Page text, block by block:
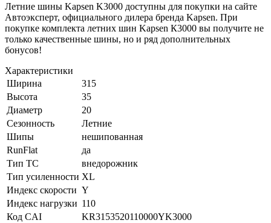
Летние шины Kapsen K3000 доступны для покупки на сайте
Автоэксперт, официального дилера бренда Kapsen. При
покупке комплекта летних шин Kapsen К3000 вы получите не
только качественные шины, но и ряд дополнительных
бонусов!
Характеристики
Ширина
315
Высота
35
Диаметр
20
Сезонность
Летние
Шипы
нешипованная
RunFlat
да
Тип ТС
внедорожник
Тип усиленности XL
Индекс скорости Y
Индекс нагрузки 110
Код CAI
KR3153520110000YK3000